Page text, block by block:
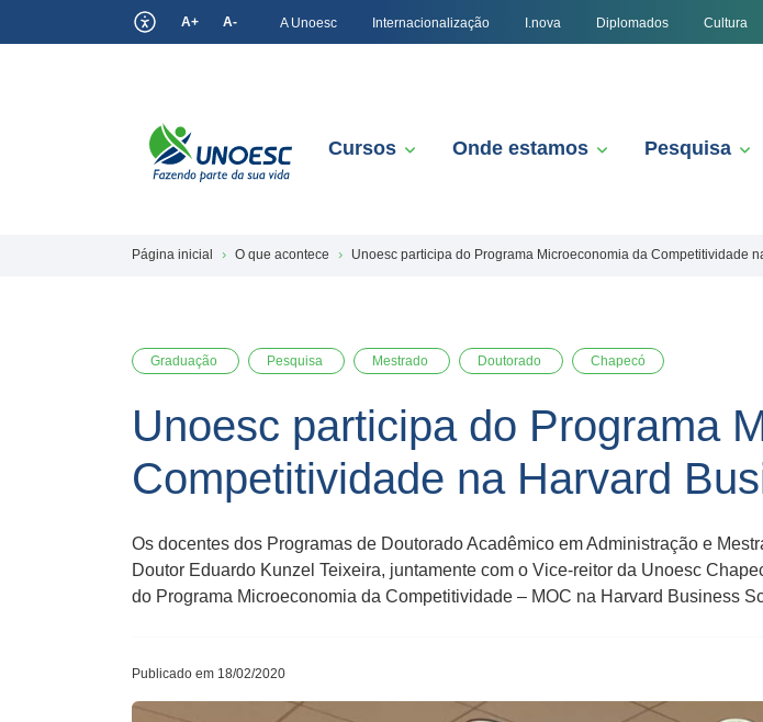
A+ A- A Unoesc Internacionalização I.nova Diplomados Cultura
Cursos Onde estamos Pesquisa
Página inicial O que acontece Unoesc participa do Programa Microeconomia da Competitividade
Graduação Pesquisa Mestrado Doutorado Chapecó
Unoesc participa do Programa
Competitividade na Harvard
Os docentes dos Programas de Doutorado Acadêmico em Administração e
Doutor Eduardo Kunzel Teixeira, juntamente com o Vice-reitor da Unoesc
do Programa Microeconomia da Competitividade – MOC na Harvard Business
Publicado em 18/02/2020